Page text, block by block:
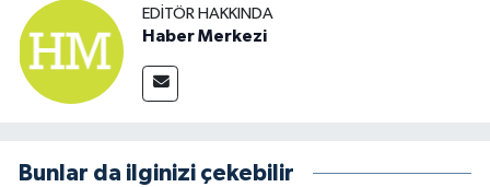
EDITÖR HAKKINDA
Haber Merkezi
Bunlar da ilginizi çekebilir